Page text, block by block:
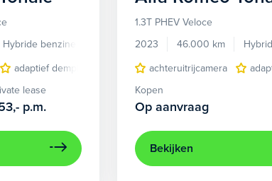
Hybride benzine
Automaat
adaptief demping systeem audio installatie premium
lease
p.m.
1.3T PHEV Veloce
2023
46.000 km
achteruitrijcamera
Kopen
Op aanvraag
Bekijken